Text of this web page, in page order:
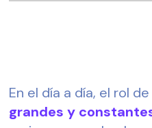
En el día a día, el rol
grandes y